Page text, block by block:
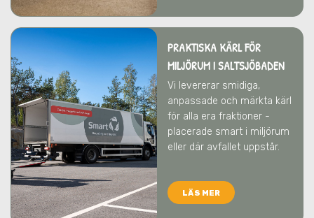
PRAKTISKA KÄRL FÖR
MILJÖRUMI SALTSJÖBADEN
Vi levererar smidiga,
anpassade och märkta kärl
för alla era fraktioner -
placerade smart i miljörum
eller där avfallet uppstår.
LÄS MER